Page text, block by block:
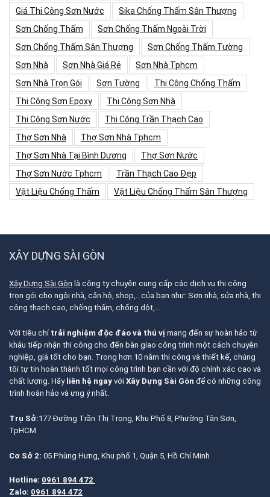
Giá Thi Công Sơn Nước
Sika Chống Thấm Sân Thượng
Sơn Chống Thấm
Sơn Chống Thấm Ngoài Trời
Sơn Chống Thấm Sân Thượng
Sơn Chống Thấm Tường
Sơn Nhà
Sơn Nhà Giá Rẻ
Sơn Nhà Tphcm
Sơn Nhà Trọn Gói
Sơn Tường
Thi Công Chống Thấm
Thi Công Sơn Epoxy
Thi Công Sơn Nhà
Thi Công Sơn Nước
Thi Công Trần Thạch Cao
Thợ Sơn Nhà
Thợ Sơn Nhà Tphcm
Thợ Sơn Nhà Tại Bình Dương
Thợ Sơn Nước
Thợ Sơn Nước Tphcm
Trần Thạch Cao Đẹp
Vật Liệu Chống Thấm
Vật Liệu Chống Thấm Sân Thượng
XÂY DỰNG SÀI GÒN
Xây Dựng Sài Gòn là công ty chuyên cung cấp các dịch vụ thi công
trọn gói cho ngôi nhà, căn hộ, shop,.. của bạn như: Sơn nhà, sửa nhà, thi
công thạch cao, chống thấm, chống dột,…
Với tiêu chí trải nghiệm độc đáo và thú vị mang đến sự hoàn hảo từ
khâu tiếp nhận thi công cho đến bàn giao công trình một cách chuyên
nghiệp, giá tốt cho bạn. Trong hơn 10 năm thi công và thiết kế, chúng
tôi tự tin hoàn thành tốt mọi công trình bạn cần với độ chính xác cao và
chất lượng. Hãy liên hệ ngay với Xây Dựng Sài Gòn để có những công
trình hoàn hảo và ưng ý nhất.
Trụ Sở:177 Đường Trần Thị Trọng, Khu Phố 8, Phường Tân Sơn,
TpHCM
Cơ Sở 2: 05 Phùng Hưng, Khu phố 1, Quận 5, Hồ Chí Minh
Hotline: 0961 894 472
Zalo: 0961 894 472